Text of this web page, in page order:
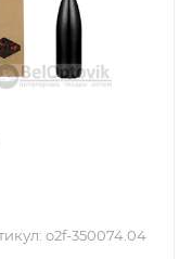
o2f-350074.04